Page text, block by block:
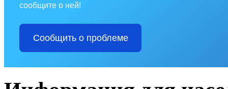
сообщите о ней!
Сообщить о проблеме